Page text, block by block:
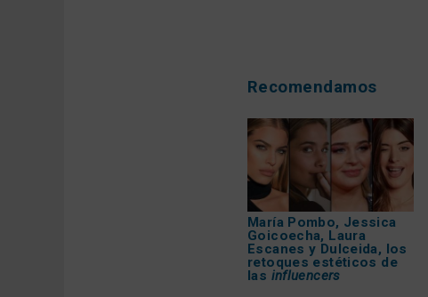
Recomendamos
María Pombo, Jessica
Goicoecha, Laura
Escanes y Dulceida, los
retoques estéticos de
las influencers